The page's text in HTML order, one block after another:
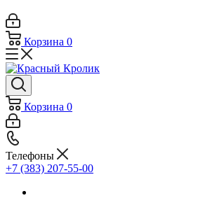
Корзина 0
Корзина 0
Телефоны
+7 (383) 207-55-00